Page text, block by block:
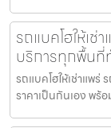
รถแบคโฮให้เช่
บริการทุกพื้นที่
รถแบคโฮให้เช่าแพร่
ราคาเป็นกันเอง พ